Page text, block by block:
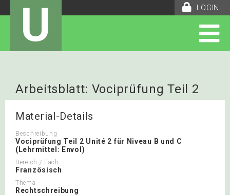
LOGIN
U
Arbeitsblatt: Vociprüfung Teil 2
Unité 2
Material-Details
Beschreibung
Vociprüfung Teil 2 Unité 2 für Niveau B und C
(Lehrmittel: Envol)
Bereich / Fach
Französisch
Thema
Rechtschreibung